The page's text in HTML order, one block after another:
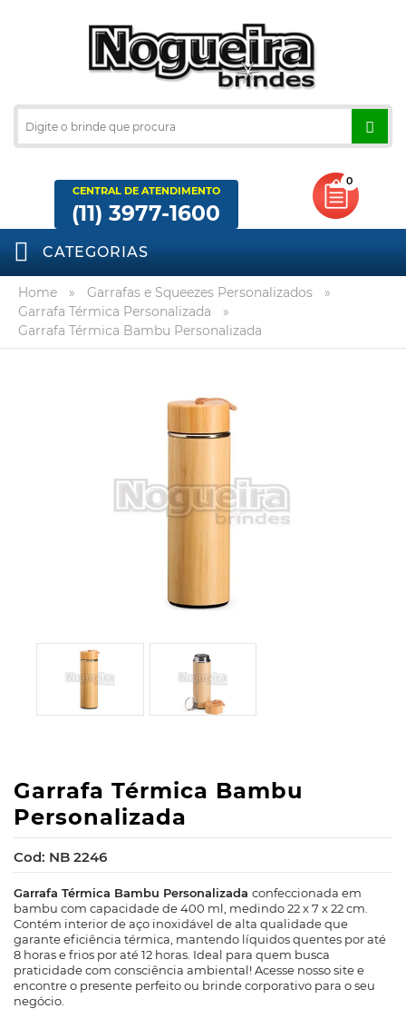
CENTRAL DE ATENDIMENTO
(11) 3977-1600
0
CATEGORIAS
Home » Garrafas e Squeezes Personalizados
»
Garrafa Térmica Personalizada
»
Garrafa Térmica Bambu Personalizada
Garrafa Térmica Bambu
Personalizada
Cod: NB 2246
Garrafa Térmica Bambu Personalizada confeccionada em
bambu com capacidade de 400 ml, medindo 22 x 7 x 22 cm.
Contém interior de aço inoxidável de alta qualidade que
garante eficiência térmica, mantendo líquidos quentes por até
8 horas e frios por até 12 horas. Ideal para quem busca
praticidade com consciência ambiental! Acesse nosso site e
encontre o presente perfeito ou brinde corporativo para o seu
negócio.